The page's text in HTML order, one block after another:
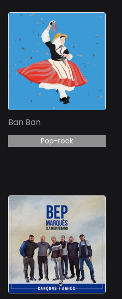
Ban Ban
Pop-rock